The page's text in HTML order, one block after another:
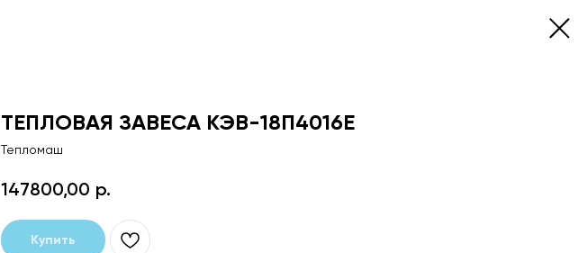
ТЕПЛОВАЯ ЗАВЕСА КЭВ-18П4016Е
Тепломаш
147800,00 р.
Купить